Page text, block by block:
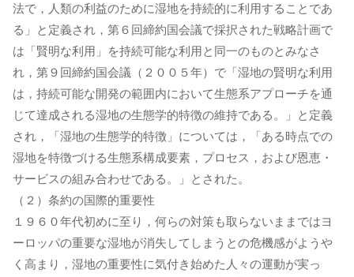
法で，人類の利益のために湿地を持続的に利用することであ
る」と定義され，第６回締約国会議で採択された戦略計画で
は「賢明な利用」を持続可能な利用と同一のものとみなさ
れ，第９回締約国会議（２００５年）で「湿地の賢明な利用
は，持続可能な開発の範囲内において生態系アプローチを通
じて達成される湿地の生態学的特徴の維持である。」と定義
され，「湿地の生態学的特徴」については，「ある時点での
湿地を特徴づける生態系構成要素，プロセス，および恩恵・
サービスの組み合わせである。」とされた。
（２）条約の国際的重要性
１９６０年代初めに至り，何らの対策も取らないままではヨ
ーロッパの重要な湿地が消失してしまうとの危機感がようや
く高まり，湿地の重要性に気付き始めた人々の運動が実っ